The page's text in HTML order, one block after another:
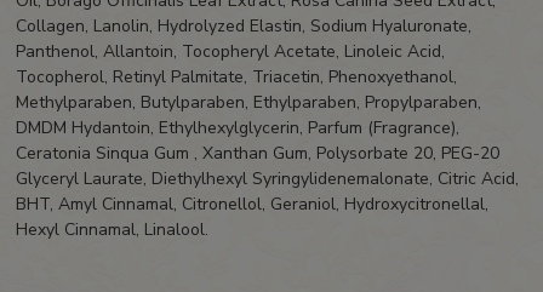
Collagen, Lanolin, Hydrolyzed Elastin, Sodium Hyaluronate,
Panthenol, Allantoin, Tocopheryl Acetate, Linoleic Acid,
Tocopherol, Retinyl Palmitate, Triacetin, Phenoxyethanol,
Methylparaben, Butylparaben, Ethylparaben, Propylparaben,
DMDM Hydantoin, Ethylhexylglycerin, Parfum (Fragrance),
Ceratonia Sinqua Gum , Xanthan Gum, Polysorbate 20, PEG-20
Glyceryl Laurate, Diethylhexyl Syringylidenemalonate, Citric Acid,
BHT, Amyl Cinnamal, Citronellol, Geraniol, Hydroxycitronellal,
Hexyl Cinnamal, Linalool.